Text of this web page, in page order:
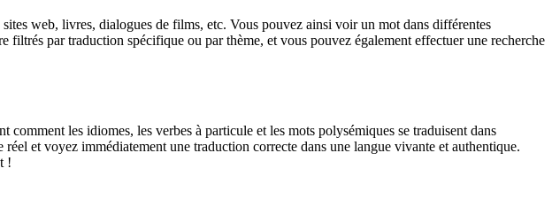
web, livres, dialogues de films, etc. Vous pouvez ainsi voir un mot dans différentes
par traduction spécifique ou par thème, et vous pouvez également effectuer une recherche
les idiomes, les verbes à particule et les mots polysémiques se traduisent dans
et voyez immédiatement une traduction correcte dans une langue vivante et authentique.
!